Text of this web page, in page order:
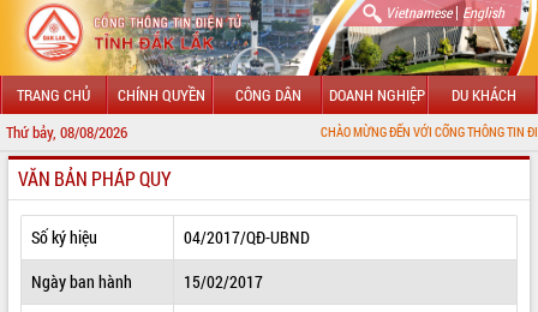
Vietnamese| English
TRANG CHỦ CHÍNH QUYỀN CÔNG DÂN DOANH NGHIỆP DU KHÁCH
Thứ bảy, 08/08/2026 CHÀO MỪNG ĐẾN VỚI CỔNG THÔNG TIN ĐIỆN TỬ
GIỚI THIỆU
LÃNH ĐẠO UBND TỈNH
TIN TỨC SỰ KIỆN
VĂN BẢN PHÁP QUY
Số ký hiệu
04/2017/QĐ-UBND
Ngày ban hành
15/02/2017